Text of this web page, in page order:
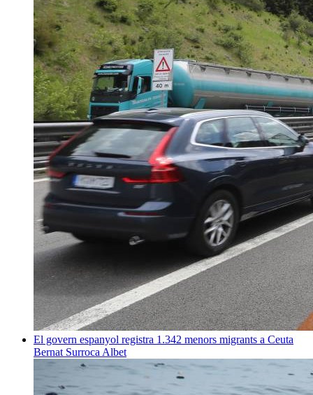
El govern espanyol registra 1.342 menors migrants a Ceuta
Bernat Surroca Albet